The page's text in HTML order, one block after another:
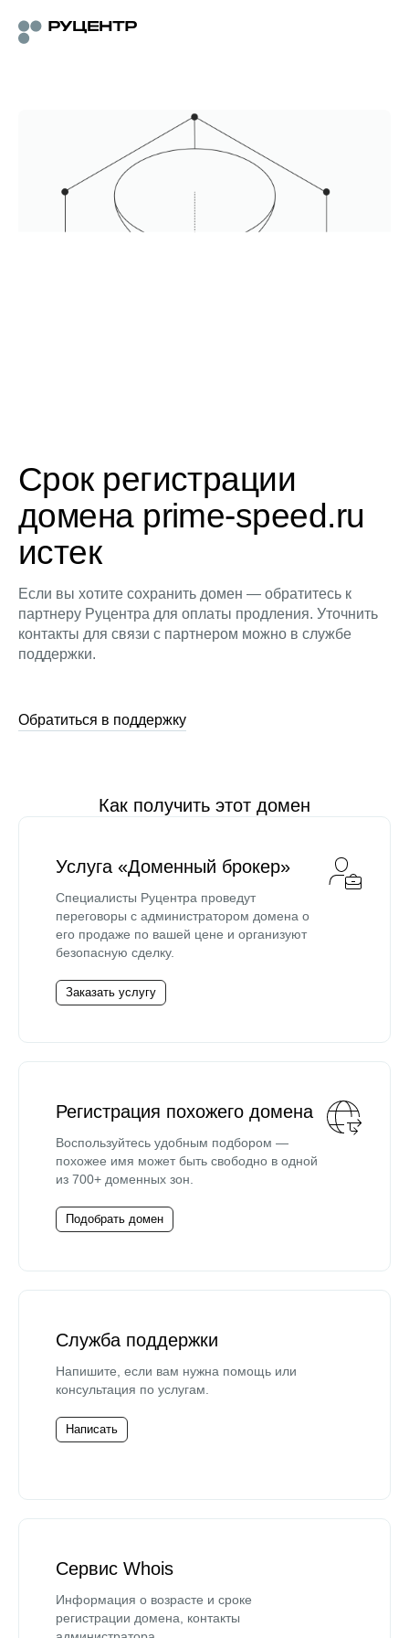
Срок регистрации
домена prime-speed.ru
истек
Если вы хотите сохранить домен — обратитесь к
партнеру Руцентра для оплаты продления. Уточнить
контакты для связи с партнером можно в службе
поддержки.
Обратиться в поддержку
Как получить этот домен
Услуга «Доменный брокер»
Специалисты Руцентра проведут
переговоры с администратором домена о
его продаже по вашей цене и организуют
безопасную сделку.
Заказать услугу
Регистрация похожего домена
Воспользуйтесь удобным подбором —
похожее имя может быть свободно в одной
из 700+ доменных зон.
Подобрать домен
Служба поддержки
Напишите, если вам нужна помощь или
консультация по услугам.
Написать
Сервис Whois
Информация о возрасте и сроке
регистрации домена, контакты